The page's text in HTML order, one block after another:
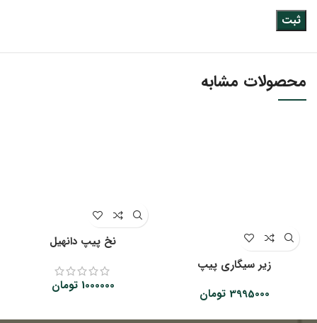
محصولات مشابه
زیر سیگاری پیپ
3995000 تومان
نخ پیپ دانهیل
1000000 تومان